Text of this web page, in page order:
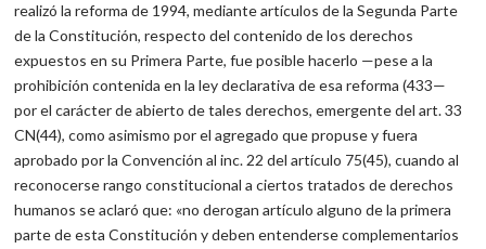
realizó la reforma de 1994, mediante artículos de la Segunda Parte
de la Constitución, respecto del contenido de los derechos
expuestos en su Primera Parte, fue posible hacerlo —pese a la
prohibición contenida en la ley declarativa de esa reforma (433—
por el carácter de abierto de tales derechos, emergente del art. 33
CN(44), como asimismo por el agregado que propuse y fuera
aprobado por la Convención al inc. 22 del artículo 75(45), cuando al
reconocerse rango constitucional a ciertos tratados de derechos
humanos se aclaró que: «no derogan artículo alguno de la primera
parte de esta Constitución y deben entenderse complementarios